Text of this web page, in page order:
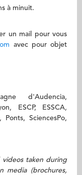
à minuit.
un mail pour vous
avec pour objet
d'Audencia,
ESCP, ESSCA,
Ponts, SciencesPo,
videos taken during
media (brochures,